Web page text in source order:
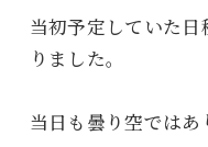
当初予定していた
りました。
当日も曇り空ではあ